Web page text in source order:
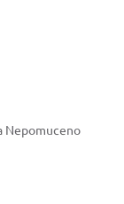
Nepomuceno